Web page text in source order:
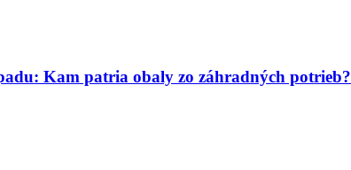
Kam patria obaly zo záhradných potrieb?